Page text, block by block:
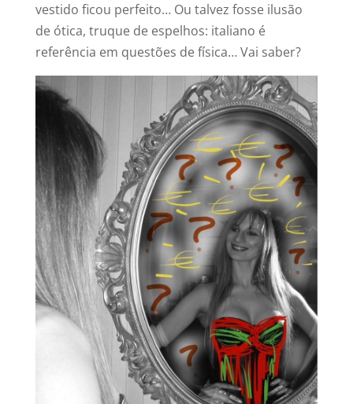
vestido ficou perfeito… Ou talvez fosse ilusão
de ótica, truque de espelhos: italiano é
referência em questões de física… Vai saber?